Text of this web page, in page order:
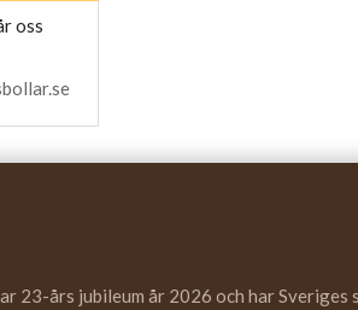
oss
23-års jubileum år 2026 och har